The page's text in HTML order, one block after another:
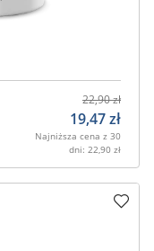
22,90zł
19,47zł
Najniższa cena z 30
dni: 22,90 zł